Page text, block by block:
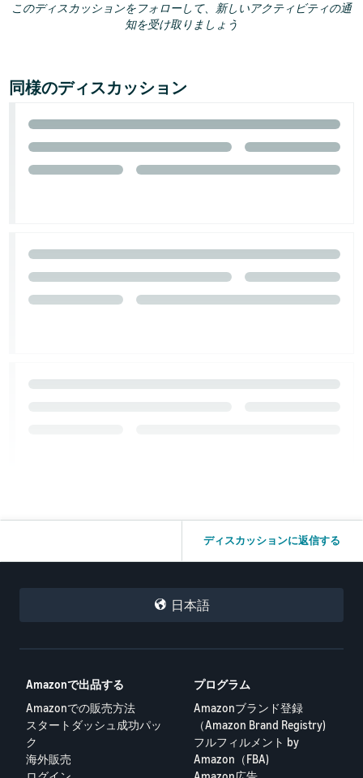
このディスカッションをフォローして、新しいアクティビティの通
知を受け取りましょう
同様のディスカッション
ディスカッションに返信する
日本語
Amazonで出品する
Amazonでの販売方法
スタートダッシュ成功パッ
ク
海外販売
プログラム
Amazonブランド登録
（Amazon Brand Registry)
フルフィルメント by
Amazon（FBA)